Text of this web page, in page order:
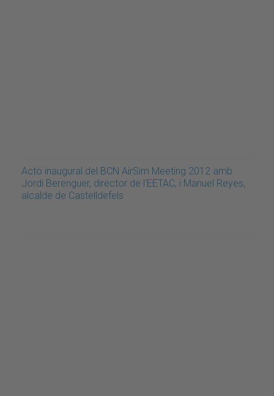
Acto inaugural del BCN AirSim Meeting 2012 amb
Jordi Berenguer, director de l'EETAC, i Manuel Reyes,
alcalde de Castelldefels